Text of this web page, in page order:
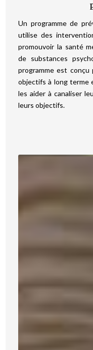
Un programme de
utilise des
promouvoir la santé
de substances
programme est
objectifs à long terme
les aider à canaliser
leurs objectifs.